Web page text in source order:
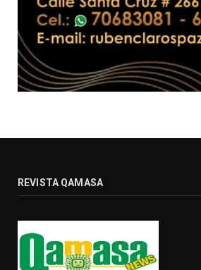
REVISTA QAMASA